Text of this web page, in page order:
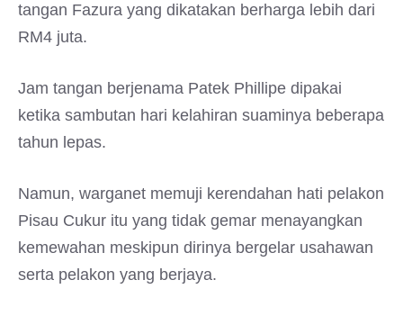
tangan Fazura yang dikatakan berharga lebih dari
RM4 juta.
Jam tangan berjenama Patek Phillipe dipakai
ketika sambutan hari kelahiran suaminya beberapa
tahun lepas.
Namun, warganet memuji kerendahan hati pelakon
Pisau Cukur itu yang tidak gemar menayangkan
kemewahan meskipun dirinya bergelar usahawan
serta pelakon yang berjaya.